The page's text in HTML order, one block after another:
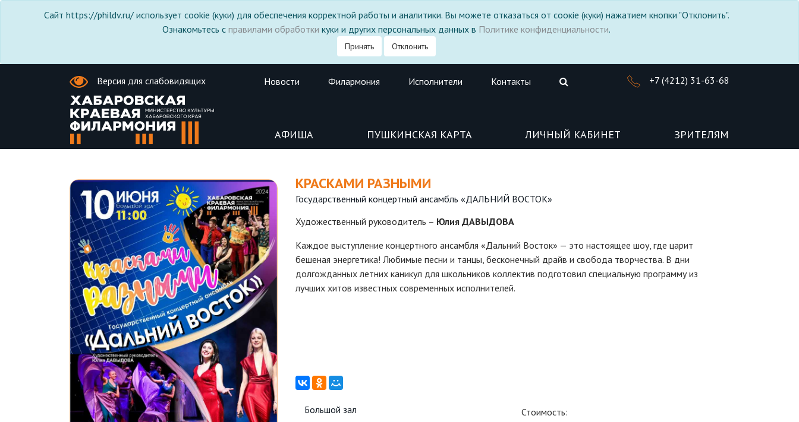
Сайт https://phildv.ru/ использует cookie (куки) для обеспечения корректной работы и аналитики. Вы можете отказаться от соокіе (куки) нажатием кнопки "Отклонить".
Ознакомьтесь с правилами обработки куки и других персональных данных в Политике конфиденциальности.
Принять Отклонить
Версия для слабовидящих Новости Филармония Исполнители Контакты +7 (4212) 31-63-68
АФИША ПУШКИНСКАЯ КАРТА ЛИЧНЫЙ КАБИНЕТ ЗРИТЕЛЯМ
КРАСКАМИ РАЗНЫМИ
Государственный концертный ансамбль «ДАЛЬНИЙ ВОСТОК»
Художественный руководитель – Юлия ДАВЫДОВА
Каждое выступление концертного ансамбля «Дальний Восток» — это настоящее шоу, где царит
бешеная энергетика! Любимые песни и танцы, бесконечный драйв и свобода творчества. В дни
долгожданных летних каникул для школьников коллектив подготовил специальную программу из
лучших хитов известных современных исполнителей.
Большой зал
Стоимость: